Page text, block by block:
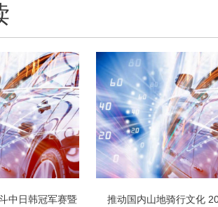
中日韩冠军赛暨 推动国内山地骑行文化